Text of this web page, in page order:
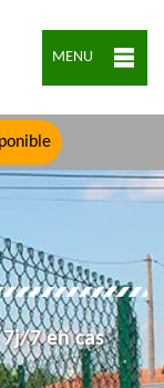
MENU
7 en cas